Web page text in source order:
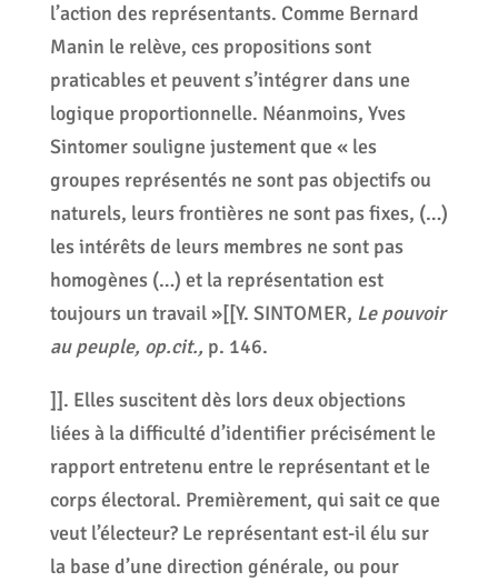
l’action des représentants. Comme Bernard
Manin le relève, ces propositions sont
praticables et peuvent s’intégrer dans une
logique proportionnelle. Néanmoins, Yves
Sintomer souligne justement que « les
groupes représentés ne sont pas objectifs ou
naturels, leurs frontières ne sont pas fixes, (…)
les intérêts de leurs membres ne sont pas
homogènes (…) et la représentation est
toujours un travail »[[Y. SINTOMER, Le pouvoir
au peuple, op.cit., p. 146.
]]. Elles suscitent dès lors deux objections
liées à la difficulté d’identifier précisément le
rapport entretenu entre le représentant et le
corps électoral. Premièrement, qui sait ce que
veut l’électeur? Le représentant est-il élu sur
la base d’une direction générale, ou pour